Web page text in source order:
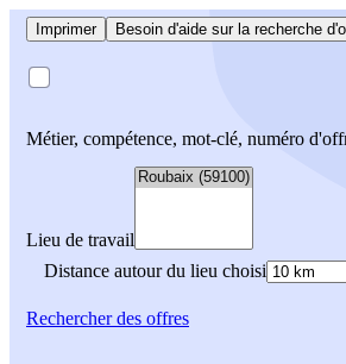
Imprimer Besoin d'aide sur la recherche
Métier, compétence, mot-clé, numéro
Lieu de travail
Distance autour du lieu choisi
Rechercherdes offres